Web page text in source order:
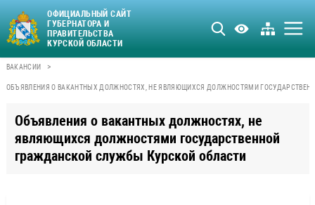
ОФИЦИАЛЬНЫЙ САЙТ
ГУБЕРНАТОРА И
ПРАВИТЕЛЬСТВА
КУРСКОЙ ОБЛАСТИ
ВАКАНСИИ >
ОБЪЯВЛЕНИЯ О ВАКАНТНЫХ ДОЛЖНОСТЯХ, НЕ ЯВЛЯЮЩИХСЯ ДОЛЖНОСТЯМИ
Объявления о вакантных должностях, не
являющихся должностями государственной
гражданской службы Курской области